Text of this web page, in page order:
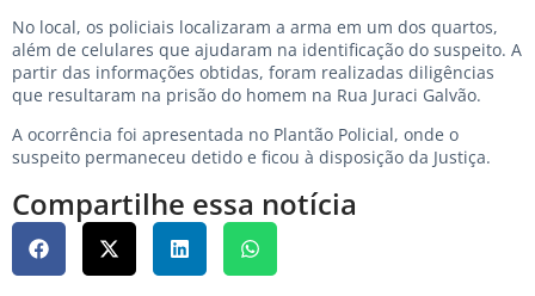
No local, os policiais localizaram a arma em um dos quartos,
além de celulares que ajudaram na identificação do suspeito. A
partir das informações obtidas, foram realizadas diligências
que resultaram na prisão do homem na Rua Juraci Galvão.
A ocorrência foi apresentada no Plantão Policial, onde o
suspeito permaneceu detido e ficou à disposição da Justiça.
Compartilhe essa notícia